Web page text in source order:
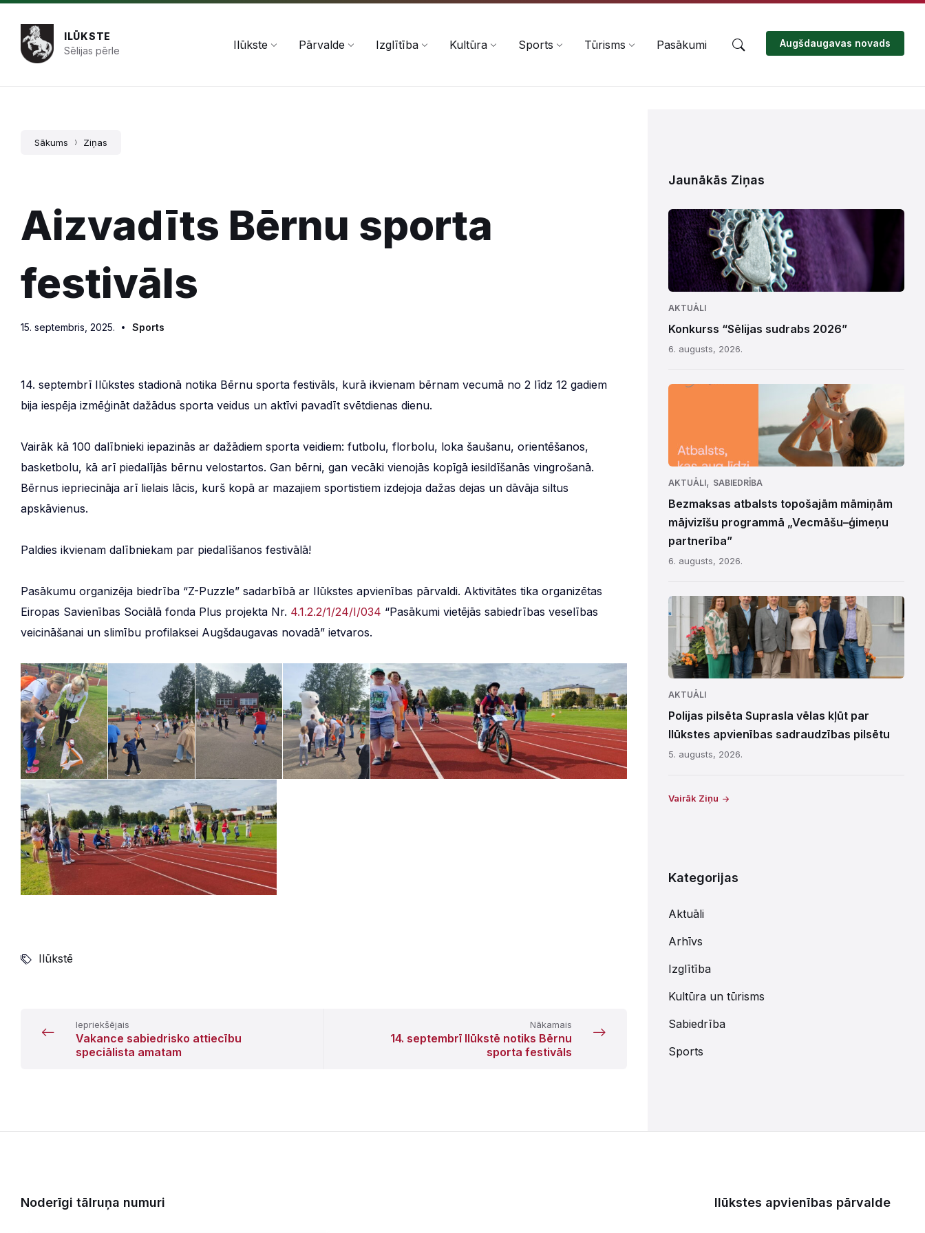
Pāriet
saturu
Skip
navigation
Skip
footer
ILŪKSTE
Sēlijas pērle
Ilūkste Pārvalde Izglītība Kultūra Sports Tūrisms Pasākumi Augšdaugavas novads
Sākums Ziņas
Aizvadīts Bērnu sporta
festivāls
15. septembris, 2025. Sports
14. septembrī Ilūkstes stadionā notika Bērnu sporta festivāls, kurā ikvienam bērnam vecumā no 2 līdz 12 gadiem
bija iespēja izmēģināt dažādus sporta veidus un aktīvi pavadīt svētdienas dienu.
Vairāk kā 100 dalībnieki iepazinās ar dažādiem sporta veidiem: futbolu, florbolu, loka šaušanu, orientēšanos,
basketbolu, kā arī piedalījās bērnu velostartos. Gan bērni, gan vecāki vienojās kopīgā iesildīšanās vingrošanā.
Bērnus iepriecināja arī lielais lācis, kurš kopā ar mazajiem sportistiem izdejoja dažas dejas un dāvāja siltus
apskāvienus.
Paldies ikvienam dalībniekam par piedalīšanos festivālā!
Pasākumu organizēja biedrība “Z-Puzzle” sadarbībā ar Ilūkstes apvienības pārvaldi. Aktivitātes tika organizētas
Eiropas Savienības Sociālā fonda Plus projekta Nr. 4.1.2.2/1/24/I/034 “Pasākumi vietējās sabiedrības veselības
veicināšanai un slimību profilaksei Augšdaugavas novadā” ietvaros.
Ilūkstē
Iepriekšējais
Vakance sabiedrisko attiecību
speciālista amatam
Nākamais
14. septembrī Ilūkstē notiks Bērnu
sporta festivāls
Jaunākās Ziņas
AKTUĀLI
Konkurss “Sēlijas sudrabs 2026”
6. augusts, 2026.
AKTUĀLI, SABIEDRĪBA
Bezmaksas atbalsts topošajām māmiņām
mājvizīšu programmā „Vecmāšu–ģimeņu
partnerība”
6. augusts, 2026.
AKTUĀLI
Polijas pilsēta Suprasla vēlas kļūt par
Ilūkstes apvienības sadraudzības pilsētu
5. augusts, 2026.
Vairāk Ziņu
Kategorijas
Aktuāli
Arhīvs
Izglītība
Kultūra un tūrisms
Sabiedrība
Sports
Noderīgi tālruņa numuri Ilūkstes apvienības pārvalde